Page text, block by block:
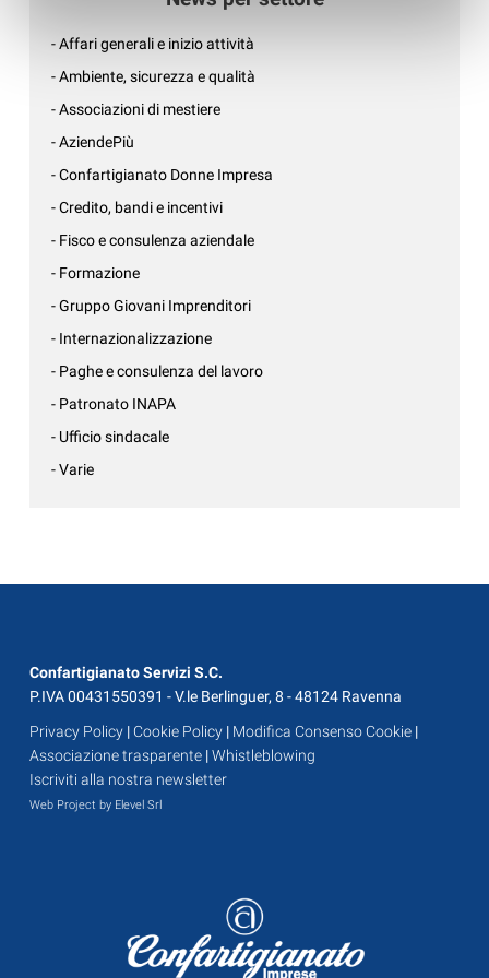
- Affari generali e inizio attività
- Ambiente, sicurezza e qualità
- Associazioni di mestiere
- AziendePiù
- Confartigianato Donne Impresa
- Credito, bandi e incentivi
- Fisco e consulenza aziendale
- Formazione
- Gruppo Giovani Imprenditori
- Internazionalizzazione
- Paghe e consulenza del lavoro
- Patronato INAPA
- Ufficio sindacale
- Varie
Confartigianato Servizi S.C.
P.IVA 00431550391 - V.le Berlinguer, 8 - 48124 Ravenna
Privacy Policy |Cookie Policy | Modifica Consenso Cookie |
Associazione trasparente |Whistleblowing
Iscriviti alla nostra newsletter
Web Project by Elevel Srl